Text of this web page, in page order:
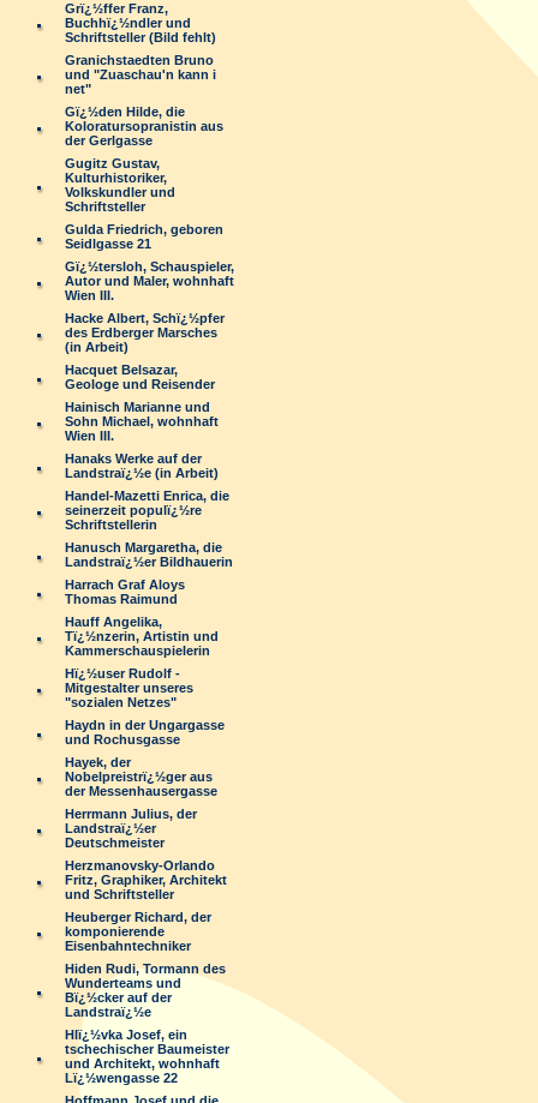
Grï¿½ffer Franz,
Buchhï¿½ndler und
Schriftsteller (Bild fehlt)
Granichstaedten Bruno
und "Zuaschau'n kann i
net"
Gï¿½den Hilde, die
Koloratursopranistin aus
der Gerlgasse
Gugitz Gustav,
Kulturhistoriker,
Volkskundler und
Schriftsteller
Gulda Friedrich, geboren
Seidlgasse 21
Gï¿½tersloh, Schauspieler,
Autor und Maler, wohnhaft
Wien III.
Hacke Albert, Schï¿½pfer
des Erdberger Marsches
(in Arbeit)
Hacquet Belsazar,
Geologe und Reisender
Hainisch Marianne und
Sohn Michael, wohnhaft
Wien III.
Hanaks Werke auf der
Landstraï¿½e (in Arbeit)
Handel-Mazetti Enrica, die
seinerzeit populï¿½re
Schriftstellerin
Hanusch Margaretha, die
Landstraï¿½er Bildhauerin
Harrach Graf Aloys
Thomas Raimund
Hauff Angelika,
Tï¿½nzerin, Artistin und
Kammerschauspielerin
Hï¿½user Rudolf -
Mitgestalter unseres
"sozialen Netzes"
Haydn in der Ungargasse
und Rochusgasse
Hayek, der
Nobelpreistrï¿½ger aus
der Messenhausergasse
Herrmann Julius, der
Landstraï¿½er
Deutschmeister
Herzmanovsky-Orlando
Fritz, Graphiker, Architekt
und Schriftsteller
Heuberger Richard, der
komponierende
Eisenbahntechniker
Hiden Rudi, Tormann des
Wunderteams und
Bï¿½cker auf der
Landstraï¿½e
Hlï¿½vka Josef, ein
tschechischer Baumeister
und Architekt, wohnhaft
Lï¿½wengasse 22